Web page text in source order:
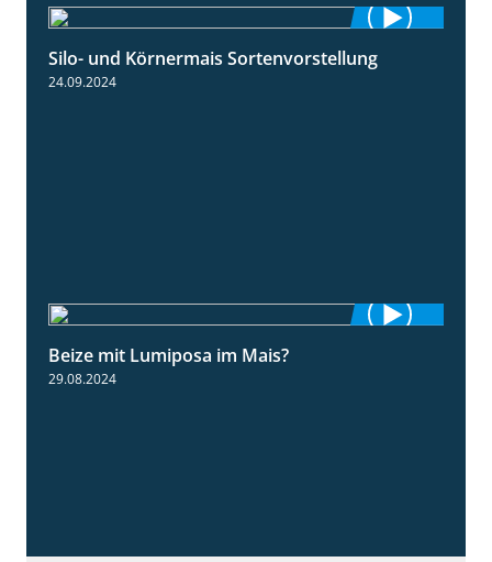
4:26
Silo- und Körnermais Sortenvorstellung
24.09.2024
Beize mit Lumiposa im Mais?
29.08.2024